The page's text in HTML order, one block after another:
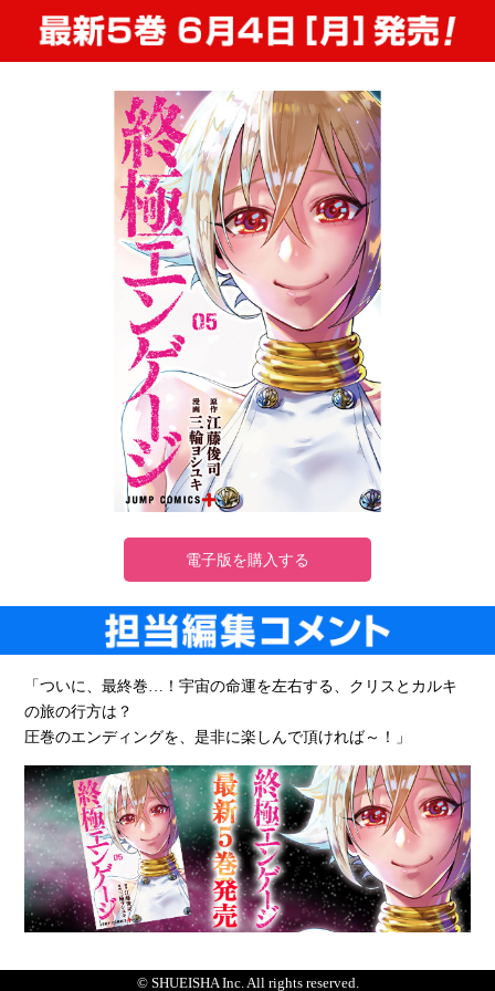
電子版を購入する
「ついに、最終巻…！宇宙の命運を左右する、クリスとカルキ
の旅の行方は？
圧巻のエンディングを、是非に楽しんで頂ければ～！」
© SHUEISHA Inc. All rights reserved.